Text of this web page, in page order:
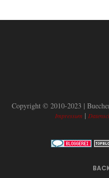
Copyright © 2010-2023 |
Impressum |